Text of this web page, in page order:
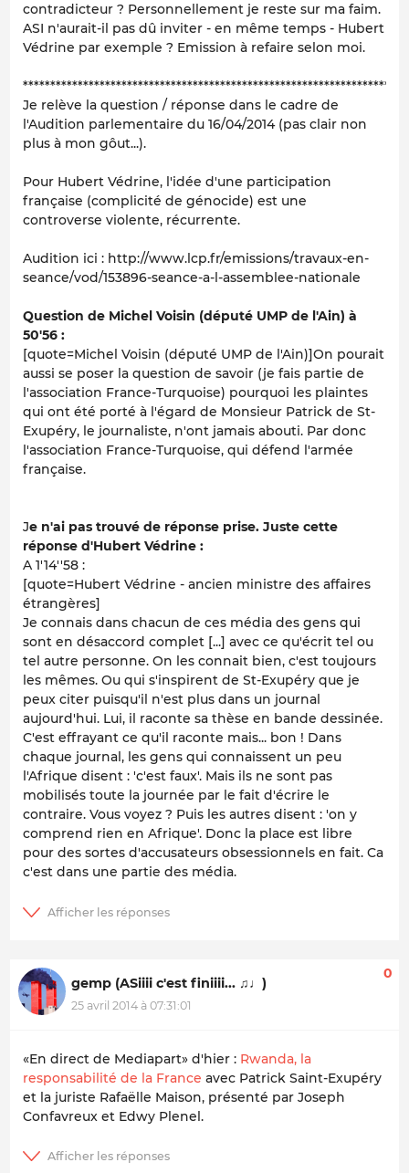
contradicteur ? Personnellement je reste sur ma faim.
ASI n'aurait-il pas dû inviter - en même temps - Hubert
Védrine par exemple ? Emission à refaire selon moi.
Je relève la question / réponse dans le cadre de
l'Audition parlementaire du 16/04/2014 (pas clair non
plus à mon gôut...).
Pour Hubert Védrine, l'idée d'une participation
française (complicité de génocide) est une
controverse violente, récurrente.
Audition ici : http://www.lcp.fr/emissions/travaux-en-
seance/vod/153896-seance-a-l-assemblee-nationale
Question de Michel Voisin (député UMP de l'Ain) à
50'56 :
[quote=Michel Voisin (député UMP de l'Ain)]On pourait
aussi se poser la question de savoir (je fais partie de
l'association France-Turquoise) pourquoi les plaintes
qui ont été porté à l'égard de Monsieur Patrick de St-
Exupéry, le journaliste, n'ont jamais abouti. Par donc
l'association France-Turquoise, qui défend l'armée
française.
Je n'ai pas trouvé de réponse prise. Juste cette
réponse d'Hubert Védrine :
A 1'14''58 :
[quote=Hubert Védrine - ancien ministre des affaires
étrangères]
Je connais dans chacun de ces média des gens qui
sont en désaccord complet [...] avec ce qu'écrit tel ou
tel autre personne. On les connait bien, c'est toujours
les mêmes. Ou qui s'inspirent de St-Exupéry que je
peux citer puisqu'il n'est plus dans un journal
aujourd'hui. Lui, il raconte sa thèse en bande dessinée.
C'est effrayant ce qu'il raconte mais... bon ! Dans
chaque journal, les gens qui connaissent un peu
l'Afrique disent : 'c'est faux'. Mais ils ne sont pas
mobilisés toute la journée par le fait d'écrire le
contraire. Vous voyez ? Puis les autres disent : 'on y
comprend rien en Afrique'. Donc la place est libre
pour des sortes d'accusateurs obsessionnels en fait. Ca
c'est dans une partie des média.
gemp (ASiiii c'est finiiii... ♫♩)
25 avril 2014 à 07:31:01
0
«En direct de Mediapart» d'hier : Rwanda, la
responsabilité de la France avec Patrick Saint-Exupéry
et la juriste Rafaëlle Maison, présenté par Joseph
Confavreux et Edwy Plenel.